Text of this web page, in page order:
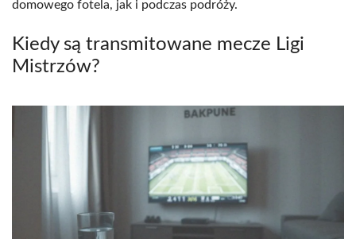
domowego fotela, jak i podczas podróży.
Kiedy są transmitowane mecze Ligi
Mistrzów?